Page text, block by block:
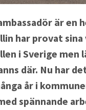
är en
har provat sina
i Sverige men
där. Nu har
år i
spännande